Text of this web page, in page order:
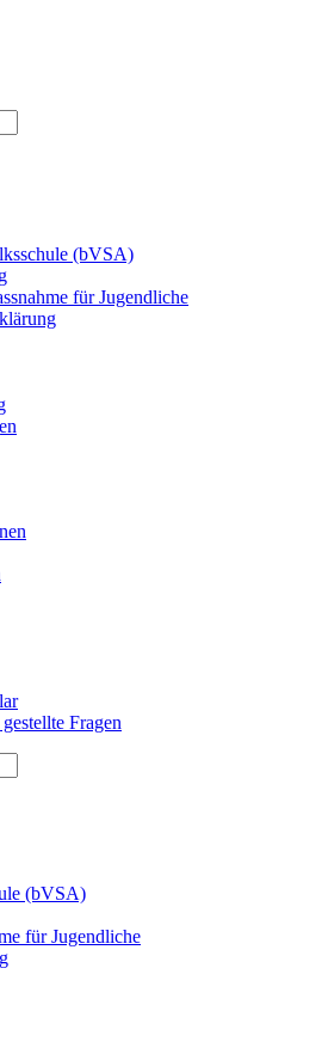
(bVSA)
für Jugendliche
Fragen
(bVSA)
für Jugendliche